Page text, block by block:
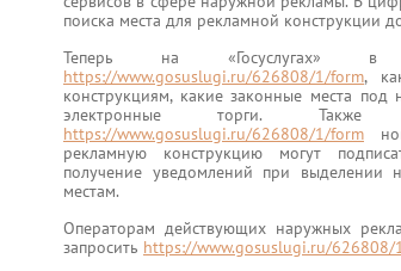
поиска места для рекламной конструкции
Теперь на «Госуслугах»
https://www.gosuslugi.ru/626808/1/form,
конструкциям, какие законные места
электронные торги. Также
https://www.gosuslugi.ru/626808/1/form
рекламную конструкцию могут
получение уведомлений при выделении
местам.
Операторам действующих наружных
запросить https://www.gosuslugi.ru/626808/